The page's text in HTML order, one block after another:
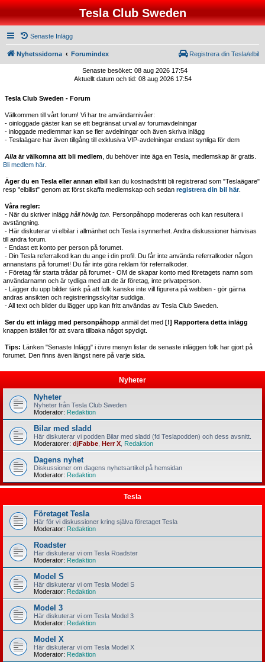
Tesla Club Sweden
Senaste Inlägg
Nyhetssidorna Forumindex Registrera din Tesla/elbil
Senaste besöket: 08 aug 2026 17:54
Aktuellt datum och tid: 08 aug 2026 17:54
Tesla Club Sweden - Forum
Välkommen till vårt forum! Vi har tre användarnivåer:
- oinloggade gäster kan se ett begränsat urval av forumavdelningar
- inloggade medlemmar kan se fler avdelningar och även skriva inlägg
- Teslaägare har även tillgång till exklusiva VIP-avdelningar endast synliga för dem
Alla är välkomna att bli medlem , du behöver inte äga en Tesla, medlemskap är gratis.
Bli medlem här
Äger du en Tesla eller annan elbil kan du kostnadsfritt bli registrerad som "Teslaägare"
resp "elbilist" genom att först skaffa medlemskap och sedan registrera din bil här.
Våra regler:
- När du skriver inlägg håll hövlig ton. Personpåhopp modereras och kan resultera i
avstängning.
- Här diskuterar vi elbilar i allmänhet och Tesla i synnerhet. Andra diskussioner hänvisas
till andra forum.
- Endast ett konto per person på forumet.
- Din Tesla referralkod kan du ange i din profil. Du får inte använda referralkoder någon
annanstans på forumet! Du får inte göra reklam för referralkoder.
- Företag får starta trådar på forumet - OM de skapar konto med företagets namn som
användarnamn och är tydliga med att de är företag, inte privatperson.
- Lägger du upp bilder tänk på att folk kanske inte vill figurera på webben - gör gärna
andras ansikten och registreringsskyltar suddiga.
- All text och bilder du lägger upp kan fritt användas av Tesla Club Sweden.
Ser du ett inlägg med personpåhopp anmäl det med [!] Rapportera detta inlägg
knappen istället för att svara tillbaka något spydigt.
Tips: Länken "Senaste Inlägg" i övre menyn listar de senaste inläggen folk har gjort på
forumet. Den finns även längst nere på varje sida.
Nyheter
Nyheter
Nyheter från Tesla Club Sweden
Moderator: Redaktion
Bilar med sladd
Här diskuterar vi podden Bilar med sladd (fd Teslapodden) och dess avsnitt.
Moderatorer: djFabbe Herr X Redaktion
Dagens nyhet
Diskussioner om dagens nyhetsartikel på hemsidan
Moderator: Redaktion
Tesla
Företaget Tesla
Här för vi diskussioner kring själva företaget Tesla
Moderator: Redaktion
Roadster
Här diskuterar vi om Tesla Roadster
Moderator: Redaktion
Model S
Här diskuterar vi om Tesla Model S
Moderator: Redaktion
Model 3
Här diskuterar vi om Tesla Model 3
Moderator: Redaktion
Model X
Här diskuterar vi om Tesla Model X
Moderator: Redaktion